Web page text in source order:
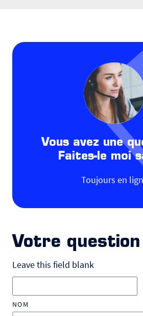
Vous avez une
Faites-le moi
Toujours en
Votre question
Leave this field blank
NOM